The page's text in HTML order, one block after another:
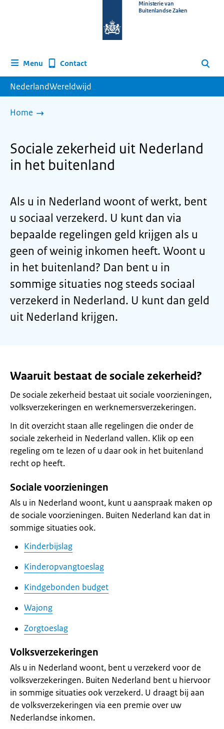
homepage
Ministerie van
Buitenlandse Zaken
Menu Contact Zoeken
NederlandWereldwijd
Home
Sociale zekerheid uit Nederland
in het buitenland
Als u in Nederland woont of werkt, bent
u sociaal verzekerd. U kunt dan via
bepaalde regelingen geld krijgen als u
geen of weinig inkomen heeft. Woont u
in het buitenland? Dan bent u in
sommige situaties nog steeds sociaal
verzekerd in Nederland. U kunt dan geld
uit Nederland krijgen.
Waaruit bestaat de sociale zekerheid?
De sociale zekerheid bestaat uit sociale voorzieningen,
volksverzekeringen en werknemersverzekeringen.
In dit overzicht staan alle regelingen die onder de
sociale zekerheid in Nederland vallen. Klik op een
regeling om te lezen of u daar ook in het buitenland
recht op heeft.
Sociale voorzieningen
Als u in Nederland woont, kunt u aanspraak maken op
de sociale voorzieningen. Buiten Nederland kan dat in
sommige situaties ook.
Kinderbijslag
Kinderopvangtoeslag
Kindgebonden budget
Wajong
Zorgtoeslag
Volksverzekeringen
Als u in Nederland woont, bent u verzekerd voor de
volksverzekeringen. Buiten Nederland bent u hiervoor
in sommige situaties ook verzekerd. U draagt bij aan
de volksverzekeringen via een premie over uw
Nederlandse inkomen.